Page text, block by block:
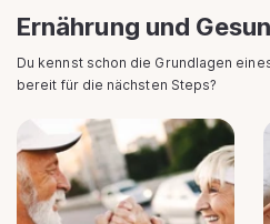
Ernährung und
Du kennst schon die Grundlagen
bereit für die nächsten Steps?